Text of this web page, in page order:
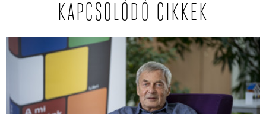
KAPCSOLÓDÓ CIKKEK